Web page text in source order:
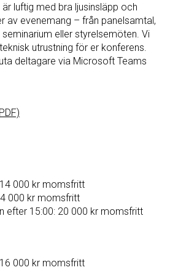
luftig med bra ljusinsläpp och
av evenemang – från panelsamtal,
eller styrelsemöten. Vi
utrustning för er konferens.
deltagare via Microsoft Teams
14 000 kr momsfritt
000 kr momsfritt
efter 15:00: 20 000 kr momsfritt
16 000 kr momsfritt